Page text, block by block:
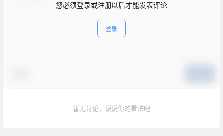
您必须登录或注册以后才能发表评论
登录
暂无讨论，说说你的看法吧